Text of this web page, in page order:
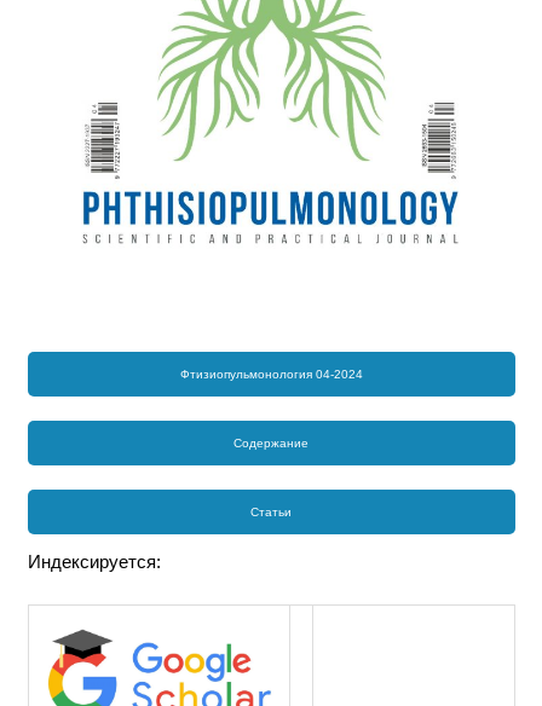
Фтизиопульмонология 04-2024
Содержание
Статьи
Индексируется: